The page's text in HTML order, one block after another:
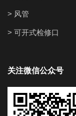
> 风管
> 可开式检修口
关注微信公众号